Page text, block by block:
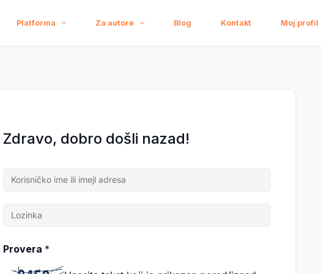
Platforma Za autore Blog Kontakt Moj profil
Zdravo, dobro došli nazad!
Provera *